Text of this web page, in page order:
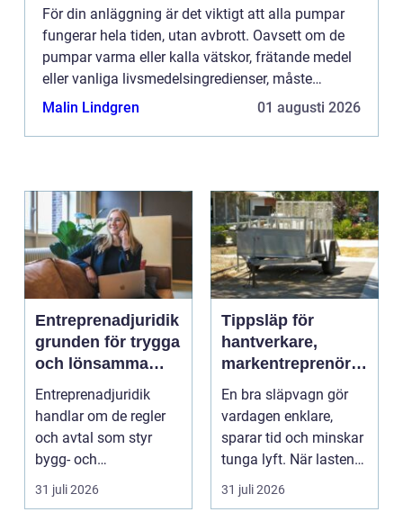
För din anläggning är det viktigt att alla pumpar
fungerar hela tiden, utan avbrott. Oavsett om de
pumpar varma eller kalla vätskor, frätande medel
eller vanliga livsmedelsingredienser, måste
tillverkningen hållas igång. Det är då bra om du
Malin Lindgren 01 augusti 2026
Entreprenadjuridik
grunden för trygga
och lönsamma
byggprojekt
Entreprenadjuridik
handlar om de regler
och avtal som styr
bygg- och
anläggningsprojekt.
När ansvar,...
31 juli 2026
Tippsläp för
hantverkare,
markentreprenörer
och lantbruk en
praktisk guide
En bra släpvagn gör
vardagen enklare,
sparar tid och minskar
tunga lyft. När lasten
är bulkig, smuts...
31 juli 2026